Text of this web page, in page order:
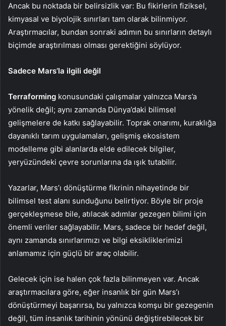
Ancak bu noktada bir belirsizlik var: Bu fikirlerin fiziksel,
kimyasal ve biyolojik sınırları tam olarak bilinmiyor.
Araştırmacılar, bundan sonraki adımın bu sınırların detaylı
biçimde araştırılması olması gerektiğini söylüyor.
Sadece Mars’la ilgili değil
Terraforming konusundaki çalışmalar yalnızca Mars’a
yönelik değil; aynı zamanda Dünya’daki bilimsel
gelişmelere de katkı sağlayabilir. Toprak onarımı, kuraklığa
dayanıklı tarım uygulamaları, gelişmiş ekosistem
modelleme gibi alanlarda elde edilecek bilgiler,
yeryüzündeki çevre sorunlarına da ışık tutabilir.
Yazarlar, Mars’ı dönüştürme fikrinin nihayetinde bir
bilimsel test alanı sunduğunu belirtiyor. Böyle bir proje
gerçekleşmese bile, atılacak adımlar gezegen bilimi için
önemli veriler sağlayabilir. Mars, sadece bir hedef değil,
aynı zamanda sınırlarımızı ve bilgi eksikliklerimizi
anlamamız için güçlü bir araç olabilir.
Gelecek için ise halen çok fazla bilinmeyen var. Ancak
araştırmacılara göre, eğer insanlık bir gün Mars’ı
dönüştürmeyi başarırsa, bu yalnızca komşu bir gezegenin
değil, tüm insanlık tarihinin yönünü değiştirebilecek bir